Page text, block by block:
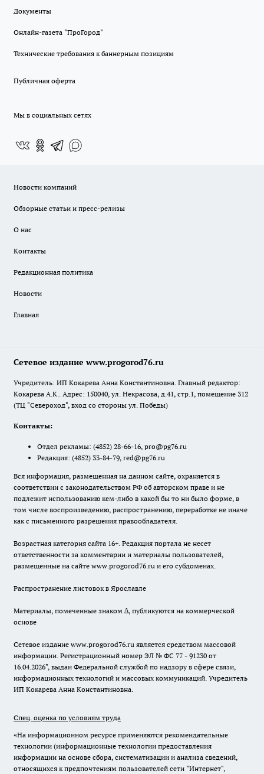
Документы
Онлайн-газета "ПроГород"
Технические требования к баннерным позициям
Публичная оферта
Мы в социальных сетях
Новости компаний
Обзорные статьи и пресс-релизы
О нас
Контакты
Редакционная политика
Новости
Главная
Сетевое издание www.progorod76.ru
Учредитель: ИП Кокарева Анна Константиновна. Главный редактор:
Кокарева А.К.. Адрес: 150040, ул. Некрасова, д.41, стр.1, помещение 312
(ТЦ "Североход", вход со стороны ул. Победы)
Контакты:
Отдел рекламы: (4852) 28-66-16, pro@pg76.ru
Редакция: (4852) 33-84-79, red@pg76.ru
Вся информация, размещенная на данном сайте, охраняется в
соответствии с законодательством РФ об авторском праве и не
подлежит использованию кем-либо в какой бы то ни было форме, в
том числе воспроизведению, распространению, переработке не иначе
как с письменного разрешения правообладателя.
Возрастная категория сайта 16+. Редакция портала не несет
ответственности за комментарии и материалы пользователей,
размещенные на сайте www.progorod76.ru и его субдоменах.
Распространение листовок в Ярославле
Материалы, помеченные знаком ∆, публикуются на коммерческой
основе
Сетевое издание www.progorod76.ru является средством массовой
информации. Регистрационный номер ЭЛ № ФС 77 - 91230 от
16.04.2026", выдан Федеральной службой по надзору в сфере связи,
информационных технологий и массовых коммуникаций. Учредитель
ИП Кокарева Анна Константиновна.
Спец. оценка по условиям труда
«На информационном ресурсе применяются рекомендательные
технологии (информационные технологии предоставления
информации на основе сбора, систематизации и анализа сведений,
относящихся к предпочтениям пользователей сети "Интернет",